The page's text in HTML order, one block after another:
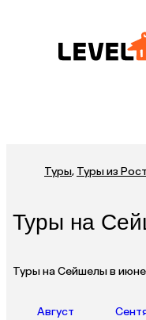
Туры, Туры из
Туры на
Туры на Сейшелы в
Август